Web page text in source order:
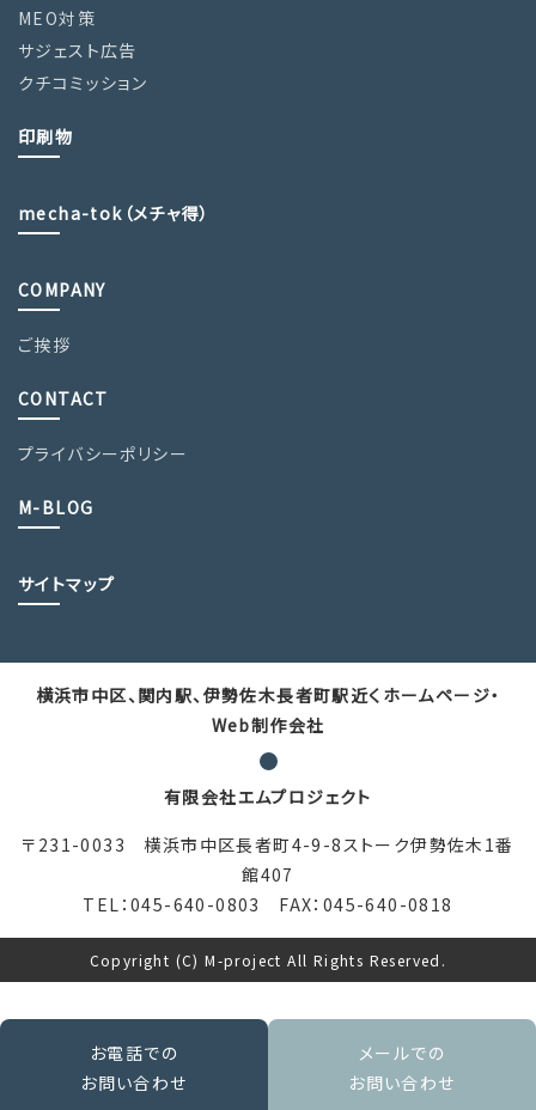
お電話での
お問い合わせ
メールでの
お問い合わせ
MEO対策
サジェスト広告
クチコミッション
印刷物
mecha-tok（メチャ得）
COMPANY
ご挨拶
CONTACT
プライバシーポリシー
M-BLOG
サイトマップ
横浜市中区、関内駅、伊勢佐木長者町駅近くホームページ・
Web制作会社
有限会社エムプロジェクト
〒231-0033 横浜市中区長者町4-9-8ストーク伊勢佐木1番
館407
TEL：045-640-0803 FAX：045-640-0818
Copyright (C) M-project All Rights Reserved.